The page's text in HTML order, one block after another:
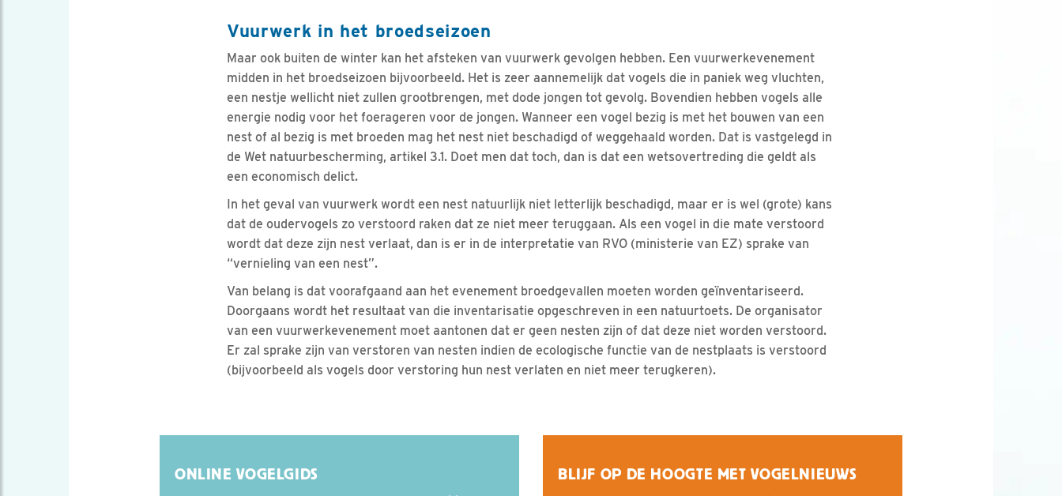
Vuurwerk in het broedseizoen
Maar ook buiten de winter kan het afsteken van vuurwerk gevolgen hebben. Een vuurwerkevenement
midden in het broedseizoen bijvoorbeeld. Het is zeer aannemelijk dat vogels die in paniek weg vluchten,
een nestje wellicht niet zullen grootbrengen, met dode jongen tot gevolg. Bovendien hebben vogels alle
energie nodig voor het foerageren voor de jongen. Wanneer een vogel bezig is met het bouwen van een
nest of al bezig is met broeden mag het nest niet beschadigd of weggehaald worden. Dat is vastgelegd in
de Wet natuurbescherming, artikel 3.1. Doet men dat toch, dan is dat een wetsovertreding die geldt als
een economisch delict.
In het geval van vuurwerk wordt een nest natuurlijk niet letterlijk beschadigd, maar er is wel (grote) kans
dat de oudervogels zo verstoord raken dat ze niet meer teruggaan. Als een vogel in die mate verstoord
wordt dat deze zijn nest verlaat, dan is er in de interpretatie van RVO (ministerie van EZ) sprake van
“vernieling van een nest”.
Van belang is dat voorafgaand aan het evenement broedgevallen moeten worden geïnventariseerd.
Doorgaans wordt het resultaat van die inventarisatie opgeschreven in een natuurtoets. De organisator
van een vuurwerkevenement moet aantonen dat er geen nesten zijn of dat deze niet worden verstoord.
Er zal sprake zijn van verstoren van nesten indien de ecologische functie van de nestplaats is verstoord
(bijvoorbeeld als vogels door verstoring hun nest verlaten en niet meer terugkeren).
ONLINE VOGELGIDS BLIJF OP DE HOOGTE MET VOGELNIEUWS